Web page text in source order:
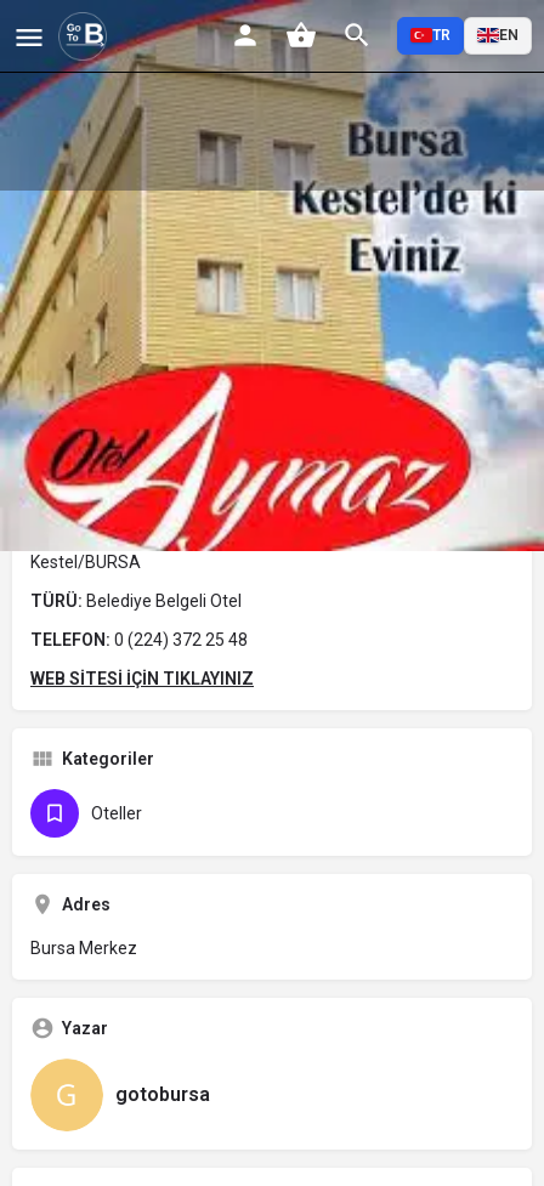
TR EN
AYMAZ OTEL
Profil Yorumlar 0 Etkinlikler 0 Jobs
Favorilere Ekle Paylaş Yorum Yap
Açıklama
AYMAZ OTEL
ADRES:Ahmet Vefik Paşa Mh. Bursa Cd. Merdivenli Sk. N:2
Kestel/BURSA
TÜRÜ: Belediye Belgeli Otel
TELEFON: 0 (224) 372 25 48
WEB SİTESİ İÇİN TIKLAYINIZ
Kategoriler
Oteller
Adres
Bursa Merkez
Yazar
gotobursa